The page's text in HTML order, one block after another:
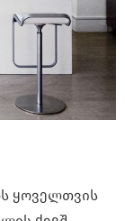
ყოველთვის